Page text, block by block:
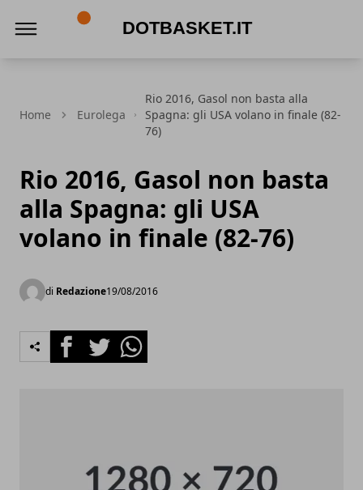
Home Eurolega
Rio 2016, Gasol non basta alla
Spagna: gli USA volano in finale (82-
76)
Rio 2016, Gasol non basta
alla Spagna: gli USA
volano in finale (82-76)
di Redazione19/08/2016
FacebookTwitterWhatsapp